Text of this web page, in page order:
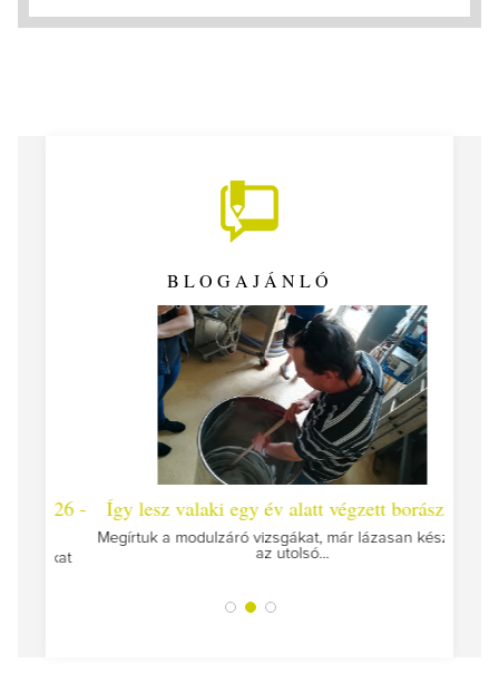
BLOGAJÁNLÓ
Így lesz valaki egy év alatt végzett borász #25
Megírtuk a modulzáró vizsgákat, már lázasan készülünk
az utolsó...